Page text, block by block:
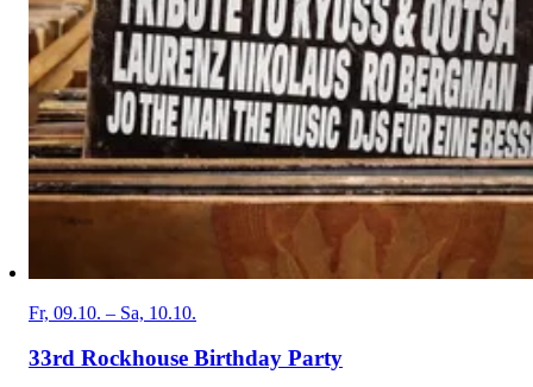
Fr, 09.10. – Sa, 10.10.
33rd Rockhouse Birthday Party